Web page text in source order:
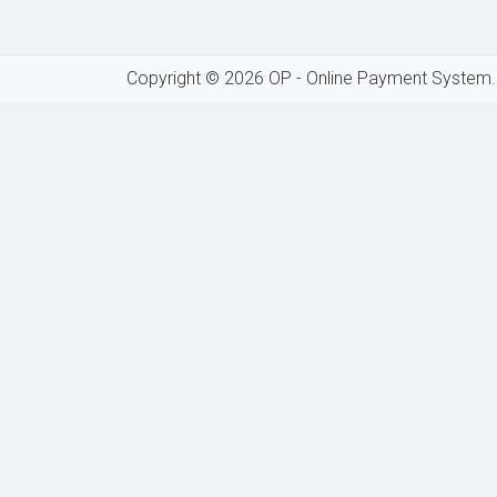
Copyright © 2026 OP - Online Payment